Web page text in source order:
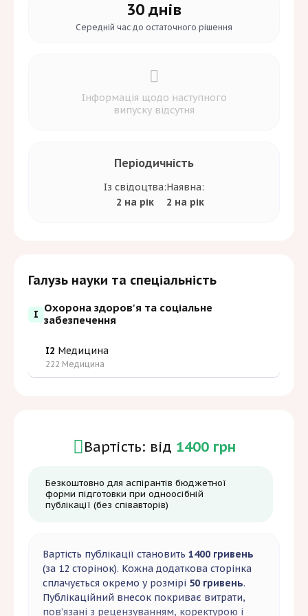
наукову та історичну цінність для фахової
медичної спільноти.
Галузь науки та спеціальність
I Охорона здоров'я та соціальне
забезпечення
I2 Медицина
222 Медицина
Вартість: від 1400 грн
Безкоштовно для аспірантів бюджетної
форми підготовки при одноосібній
публікації (без співавторів)
Вартість публікації становить 1400 гривень
(за 12 сторінок). Кожна додаткова сторінка
сплачується окремо у розмірі 50 гривень.
Публікаційний внесок покриває витрати,
пов’язані з рецензуванням, коректурою і
30 днів
Середній час до остаточного рішення
Інформація щодо наступного
випуску відсутня
Періодичність
Із свідоцтва:
2 на рік
Наявна:
2 на рік